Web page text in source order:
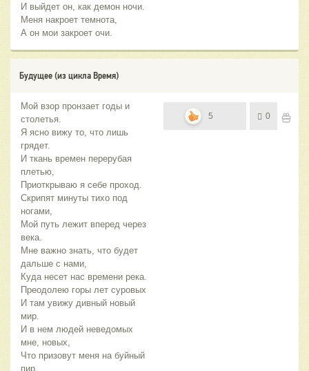
И выйдет он, как демон ночи.
Меня накроет темнота,
А он мои закроет очи.
Будущее (из цикла Время)
Мой взор пронзает годы и
столетья.
Я ясно вижу то, что лишь
грядет.
И ткань времен перерубая
плетью,
Приоткрываю я себе проход.
Скрипят минуты тихо под
ногами,
Мой путь лежит вперед через
века.
Мне важно знать, что будет
дальше с нами,
Куда несет нас времени река.
Преодолею горы лет суровых
И там увижу дивный новый
мир.
И в нем людей неведомых
мне, новых,
Что призовут меня на буйный
пир.
5 0